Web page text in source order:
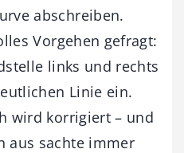
abschreiben.
Vorgehen gefragt:
links und rechts
Linie ein.
wird korrigiert – und
aus sachte immer